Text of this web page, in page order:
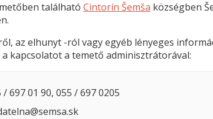
található Cintorín Šemša községben
az elhunyt -ról vagy egyéb lényeges
a kapcsolatot a temető adminisztrátorával:
/ 697 01 90, 055 / 697 0205